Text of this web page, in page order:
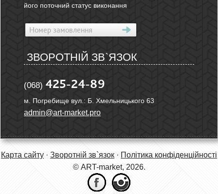
його поточний статус виконання
ЗВОРОТНІЙ ЗВ`ЯЗОК
(068) 425-24-89
м. Погребище вул.: Б. Хмельницького 63
admin@art-market.pro
Карта сайту · Зворотній зв`язок · Політика конфіденційності
© ART-market, 2026.